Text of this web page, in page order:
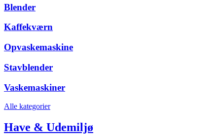
Blender
Kaffekværn
Opvaskemaskine
Stavblender
Vaskemaskiner
Alle kategorier
Have & Udemiljø